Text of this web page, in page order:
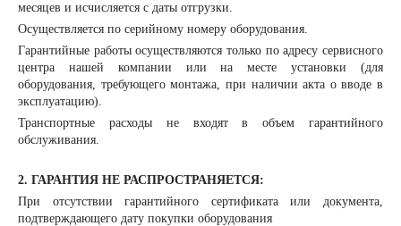
месяцев и исчисляется с даты отгрузки.
Осуществляется по серийному номеру оборудования.
Гарантийные работы осуществляются только по адресу сервисного
центра нашей компании или на месте установки (для
оборудования, требующего монтажа, при наличии акта о вводе в
эксплуатацию).
Транспортные расходы не входят в объем гарантийного
обслуживания.
2. ГАРАНТИЯ НЕ РАСПРОСТРАНЯЕТСЯ:
При отсутствии гарантийного сертификата или документа,
подтверждающего дату покупки оборудования